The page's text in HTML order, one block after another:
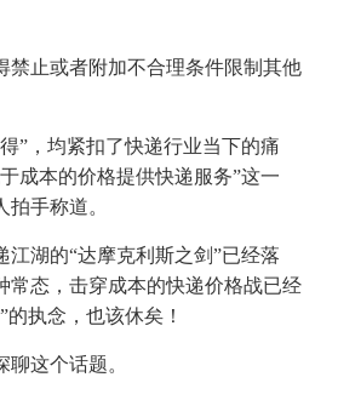
禁止或者附加不合理条件限制其他
”，均紧扣了快递行业当下的痛
成本的价格提供快递服务”这一
手称道。
江湖的“达摩克利斯之剑”已经落
常态，击穿成本的快递价格战已经
执念，也该休矣！
这个话题。